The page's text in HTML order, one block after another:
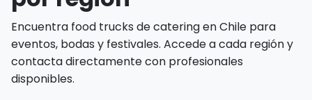
Encuentra food trucks de catering en Chile para
eventos, bodas y festivales. Accede a cada región y
contacta directamente con profesionales
disponibles.